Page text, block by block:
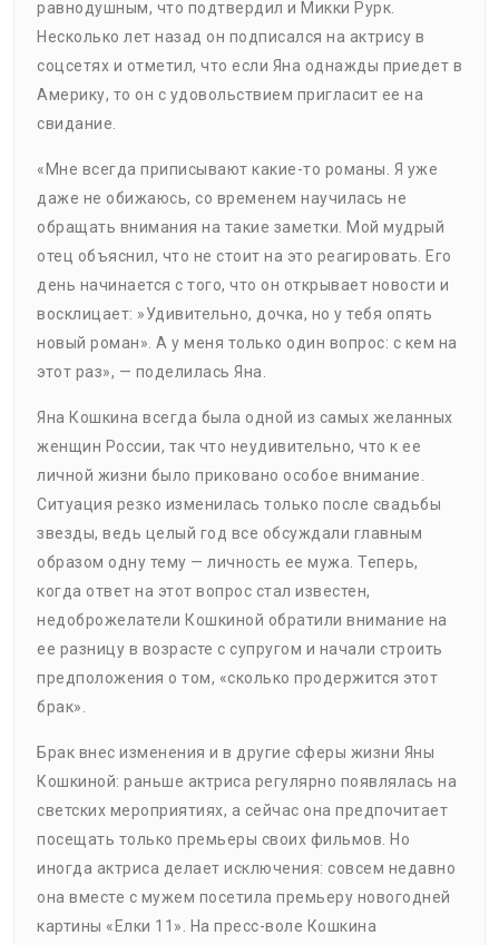
равнодушным, что подтвердил и Микки Рурк.
Несколько лет назад он подписался на актрису в
соцсетях и отметил, что если Яна однажды приедет в
Америку, то он с удовольствием пригласит ее на
свидание.
«Мне всегда приписывают какие-то романы. Я уже
даже не обижаюсь, со временем научилась не
обращать внимания на такие заметки. Мой мудрый
отец объяснил, что не стоит на это реагировать. Его
день начинается с того, что он открывает новости и
восклицает: »Удивительно, дочка, но у тебя опять
новый роман». А у меня только один вопрос: с кем на
этот раз», — поделилась Яна.
Яна Кошкина всегда была одной из самых желанных
женщин России, так что неудивительно, что к ее
личной жизни было приковано особое внимание.
Ситуация резко изменилась только после свадьбы
звезды, ведь целый год все обсуждали главным
образом одну тему — личность ее мужа. Теперь,
когда ответ на этот вопрос стал известен,
недоброжелатели Кошкиной обратили внимание на
ее разницу в возрасте с супругом и начали строить
предположения о том, «сколько продержится этот
брак».
Брак внес изменения и в другие сферы жизни Яны
Кошкиной: раньше актриса регулярно появлялась на
светских мероприятиях, а сейчас она предпочитает
посещать только премьеры своих фильмов. Но
иногда актриса делает исключения: совсем недавно
она вместе с мужем посетила премьеру новогодней
картины «Елки 11». На пресс-воле Кошкина